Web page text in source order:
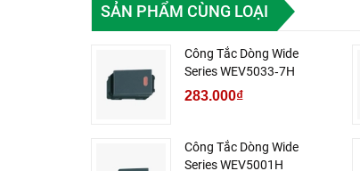
SẢN PHẨM CÙNG LOẠI
Công Tắc Dòng Wide
Series WEV5033‑7H
283.000₫
Công Tắc Dòng Wide
Series WEV5001H